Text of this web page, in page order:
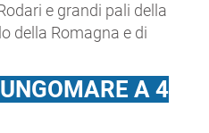
e grandi pali della
della Romagna e di
A 4